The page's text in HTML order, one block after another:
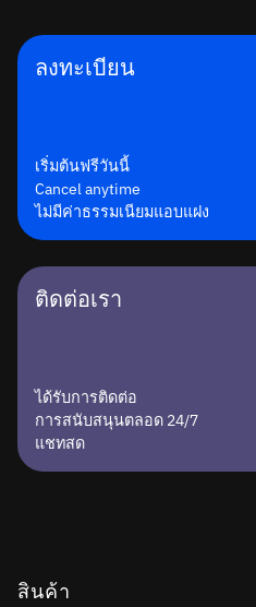
ลงทะเบียน
เริ่มต้นฟรีวันนี้
Cancel anytime
ไม่มีค่าธรรมเนียมแอบแฝง
ติดต่อเรา
ได้รับการติดต่อ
การสนับสนุนตลอด 24/7
แชทสด
สินค้า